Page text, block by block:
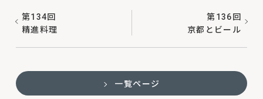
第134回
精進料理
第136回
京都とビール
一覧ページ